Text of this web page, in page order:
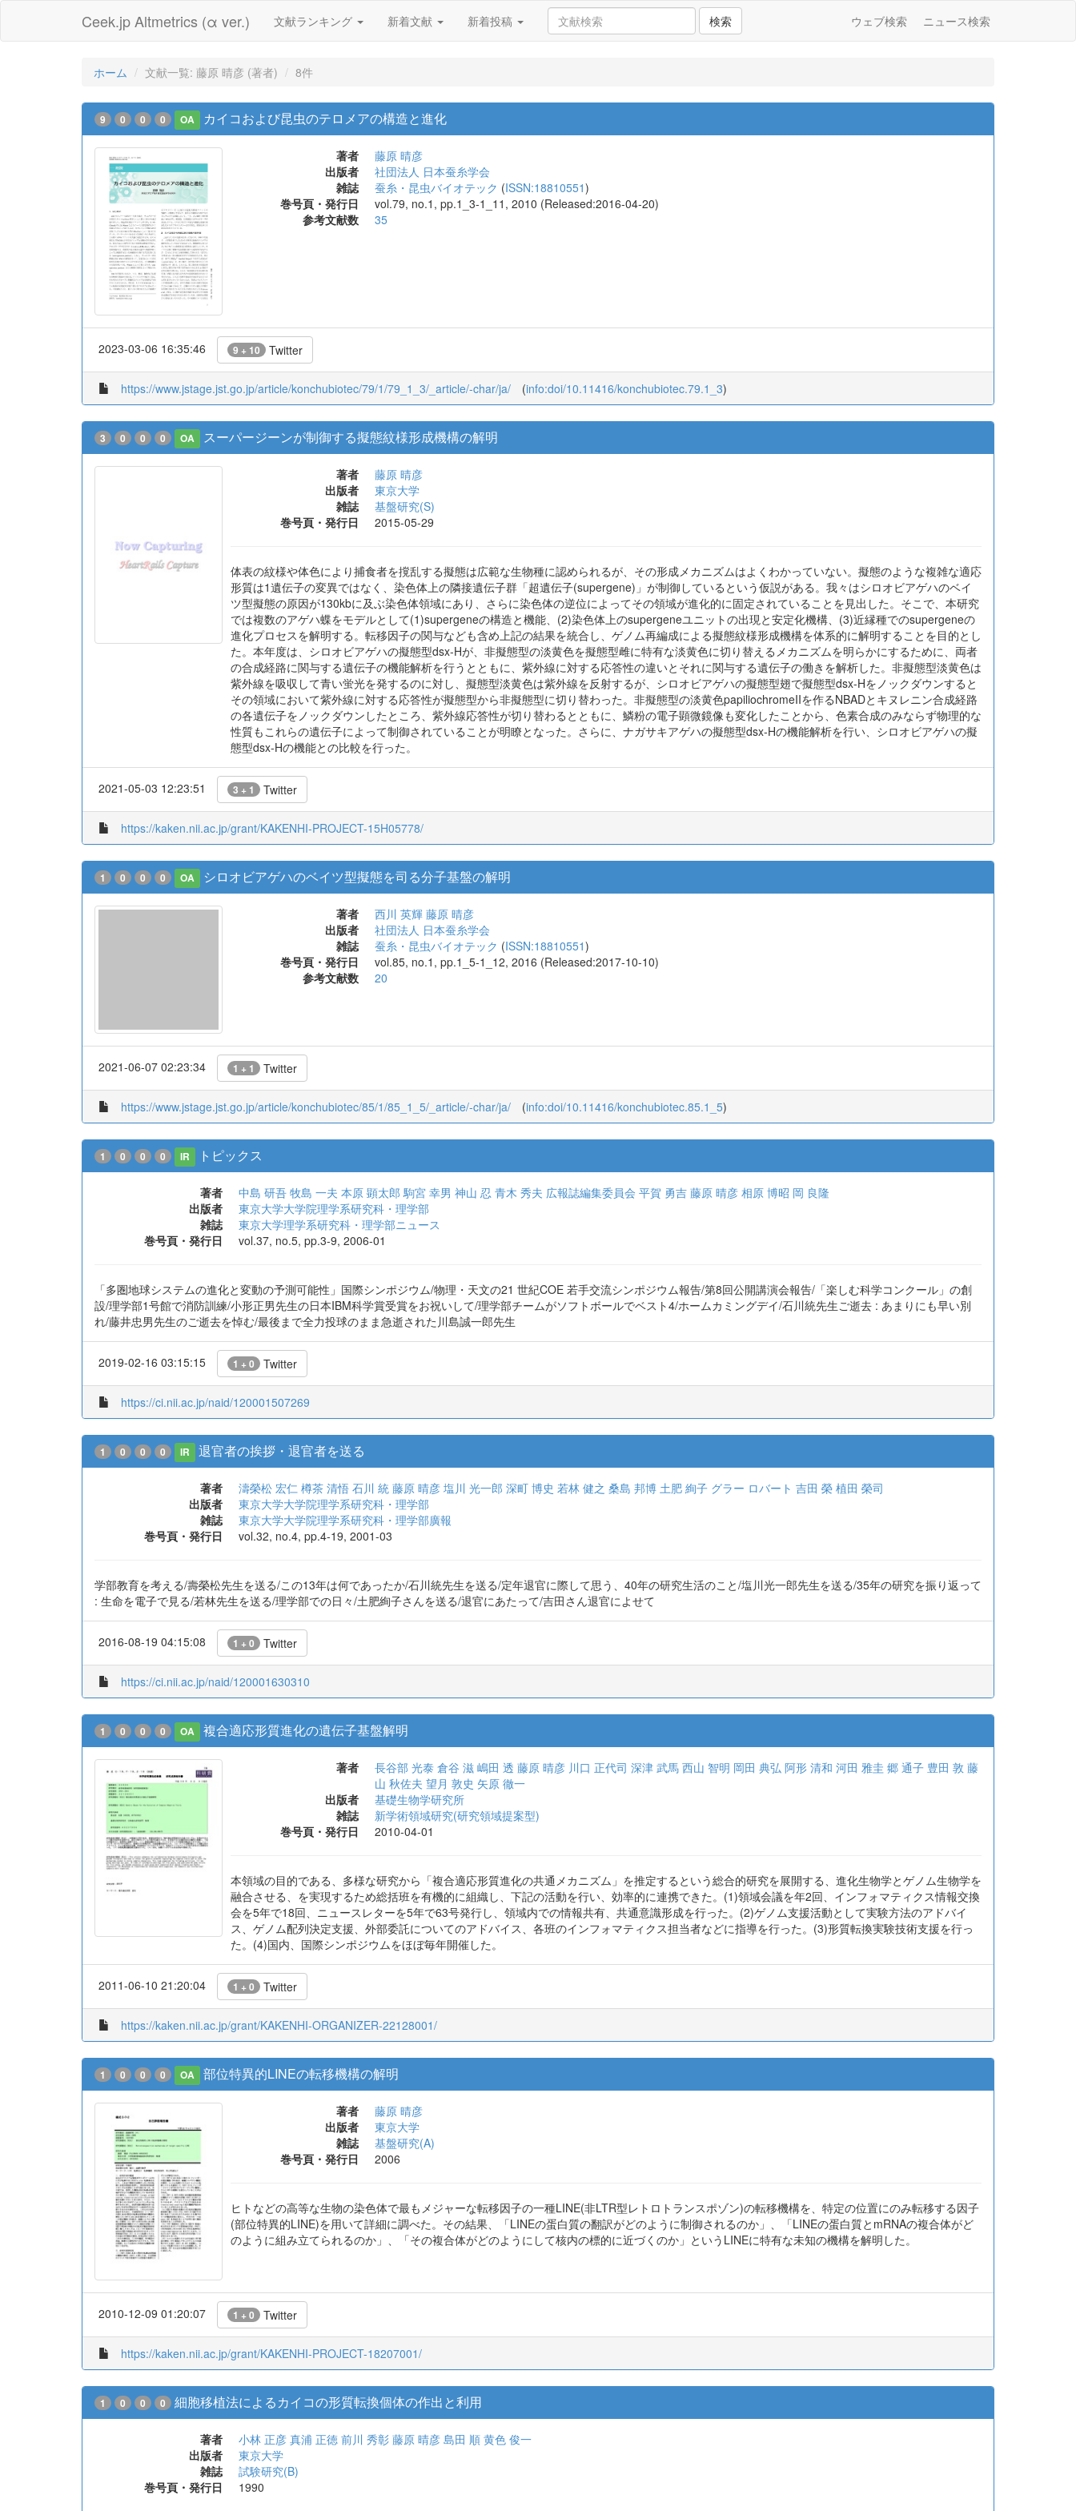
Ceek.jp Altmetrics (α ver.) 文献ランキング 新着文献 新着投稿 検索 ウェブ検索 ニュース検索
ホーム 文献一覧: 藤原 晴彦 (著者) 8件
9 0 0 0 OA カイコおよび昆虫のテロメアの構造と進化
著者
藤原 晴彦
出版者
社団法人 日本蚕糸学会
雑誌
蚕糸・昆虫バイオテック (ISSN:18810551)
巻号頁・発行日
vol.79, no.1, pp.1_3-1_11, 2010 (Released:2016-04-20)
参考文献数
35
2023-03-06 16:35:46 9 + 10 Twitter
https://www.jstage.jst.go.jp/article/konchubiotec/79/1/79_1_3/_article/-char/ja/ (info:doi/10.11416/konchubiotec.79.1_3)
3 0 0 0 OA スーパージーンが制御する擬態紋様形成機構の解明
著者
藤原 晴彦
出版者
東京大学
雑誌
基盤研究(S)
巻号頁・発行日
2015-05-29
体表の紋様や体色により捕食者を撹乱する擬態は広範な生物種に認められるが、その形成メカニズムはよくわかっていない。擬態のような複雑な適応
形質は1遺伝子の変異ではなく、染色体上の隣接遺伝子群「超遺伝子(supergene)」が制御しているという仮説がある。我々はシロオビアゲハのベイ
ツ型擬態の原因が130kbに及ぶ染色体領域にあり、さらに染色体の逆位によってその領域が進化的に固定されていることを見出した。そこで、本研究
では複数のアゲハ蝶をモデルとして(1)supergeneの構造と機能、(2)染色体上のsupergeneユニットの出現と安定化機構、(3)近縁種でのsupergeneの
進化プロセスを解明する。転移因子の関与なども含め上記の結果を統合し、ゲノム再編成による擬態紋様形成機構を体系的に解明することを目的とし
た。本年度は、シロオビアゲハの擬態型dsx-Hが、非擬態型の淡黄色を擬態型雌に特有な淡黄色に切り替えるメカニズムを明らかにするために、両者
の合成経路に関与する遺伝子の機能解析を行うとともに、紫外線に対する応答性の違いとそれに関与する遺伝子の働きを解析した。非擬態型淡黄色は
紫外線を吸収して青い蛍光を発するのに対し、擬態型淡黄色は紫外線を反射するが、シロオビアゲハの擬態型翅で擬態型dsx-Hをノックダウンすると
その領域において紫外線に対する応答性が擬態型から非擬態型に切り替わった。非擬態型の淡黄色papiliochromeIIを作るNBADとキヌレニン合成経路
の各遺伝子をノックダウンしたところ、紫外線応答性が切り替わるとともに、鱗粉の電子顕微鏡像も変化したことから、色素合成のみならず物理的な
性質もこれらの遺伝子によって制御されていることが明瞭となった。さらに、ナガサキアゲハの擬態型dsx-Hの機能解析を行い、シロオビアゲハの擬
態型dsx-Hの機能との比較を行った。
2021-05-03 12:23:51 3 + 1 Twitter
https://kaken.nii.ac.jp/grant/KAKENHI-PROJECT-15H05778/
1 0 0 0 OA シロオビアゲハのベイツ型擬態を司る分子基盤の解明
著者 西川 英輝 藤原 晴彦
出版者
社団法人 日本蚕糸学会
雑誌
蚕糸・昆虫バイオテック (ISSN:18810551)
巻号頁・発行日
vol.85, no.1, pp.1_5-1_12, 2016 (Released:2017-10-10)
参考文献数
20
2021-06-07 02:23:34 1 + 1 Twitter
https://www.jstage.jst.go.jp/article/konchubiotec/85/1/85_1_5/_article/-char/ja/
トピックス
著者 中島 研吾 牧島 一夫 本原 顕太郎 駒宮 幸男
出版者
東京大学大学院理学系研究科・理学部
巻号頁・発行日
vol.37, no.5, pp.3-9, 2006-01
「多圏地球システムの進化と変動の予測可能性」国際シンポジウム/物理・天文の21 世紀COE 若手交流シンポジウム報告/第8回公開講演会報告/「楽しむ科学コンクール」の創
設/理学部1号館で消防訓練/小形正男先生の日本IBM科学賞受賞をお祝いして/理学部チームがソフトボールでベスト4/ホームカミングデイ/石川統先生ご逝去 : あまりにも早い別
れ/藤井忠男先生のご逝去を悼む/最後まで全力投球のまま急逝された川島誠一郎先生
2019-02-16 03:15:15 1 + 0 Twitter
https://ci.nii.ac.jp/naid/120001507269
退官者の挨拶・退官者を送る
著者 濤榮松 宏仁 樽茶 清悟 石川 統 藤原 晴彦 塩川 光一郎
出版者
東京大学大学院理学系研究科・理学部
巻号頁・発行日
vol.32, no.4, pp.4-19, 2001-03
学部教育を考える/壽榮松先生を送る/この13年は何であったか/石川統先生を送る/定年退官に際して思う、40年の研究生活のこと/塩川光一郎先生を送る/35年の研究を振り返って
: 生命を電子で見る/若林先生を送る/理学部での日々/土肥絢子さんを送る/退官にあたって/吉田さん退官によせて
2016-08-19 04:15:08 1 + 0 Twitter
https://ci.nii.ac.jp/naid/120001630310
0 0 複合適応形質進化の遺伝子基盤解明
著者 長谷部 光泰 倉谷 滋 嶋田 透 藤原 晴彦
山 秋佐夫 望月 敦史 矢原 徹一
出版者
基礎生物学研究所
巻号頁・発行日
2010-04-01
本領域の目的である、多様な研究から「複合適応形質進化の共通メカニズム」を推定するという総合的研究を展開する、進化生物学とゲノム生物学を
融合させる、を実現するため総括班を有機的に組織し、下記の活動を行い、効率的に連携できた。(1)領域会議を年2回、インフォマティクス情報交換
会を5年で18回、ニュースレターを5年で63号発行し、領域内での情報共有、共通意識形成を行った。(2)ゲノム支援活動として実験方法のアドバイ
ス、ゲノム配列決定支援、外部委託についてのアドバイス、各班のインフォマティクス担当者などに指導を行った。(3)形質転換実験技術支援を行っ
た。(4)国内、国際シンポジウムをほぼ毎年開催した。
2011-06-10 21:20:04 1 + 0 Twitter
https://kaken.nii.ac.jp/grant/KAKENHI-ORGANIZER-22128001/
0 部位特異的LINEの転移機構の解明
著者
藤原 晴彦
出版者
東京大学
巻号頁・発行日
2006
ヒトなどの高等な生物の染色体で最もメジャーな転移因子の一種LINE(非LTR型レトロトランスポゾン)の転移機構を、特定の位置にのみ転移する因子
2010-12-09 01:20:07 1 + 0 Twitter
https://kaken.nii.ac.jp/grant/KAKENHI-PROJECT-18207001/
細胞移植法によるカイコの形質転換個体の作出と利用
著者 小林 正彦 真浦 正徳
出版者
東京大学